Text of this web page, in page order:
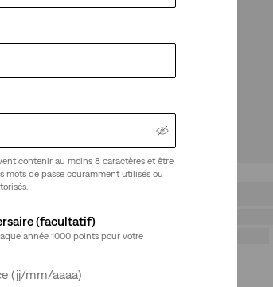
contenir au moins 8 caractères et être
mots de passe couramment utilisés ou
(facultatif)
année 1000 points pour votre